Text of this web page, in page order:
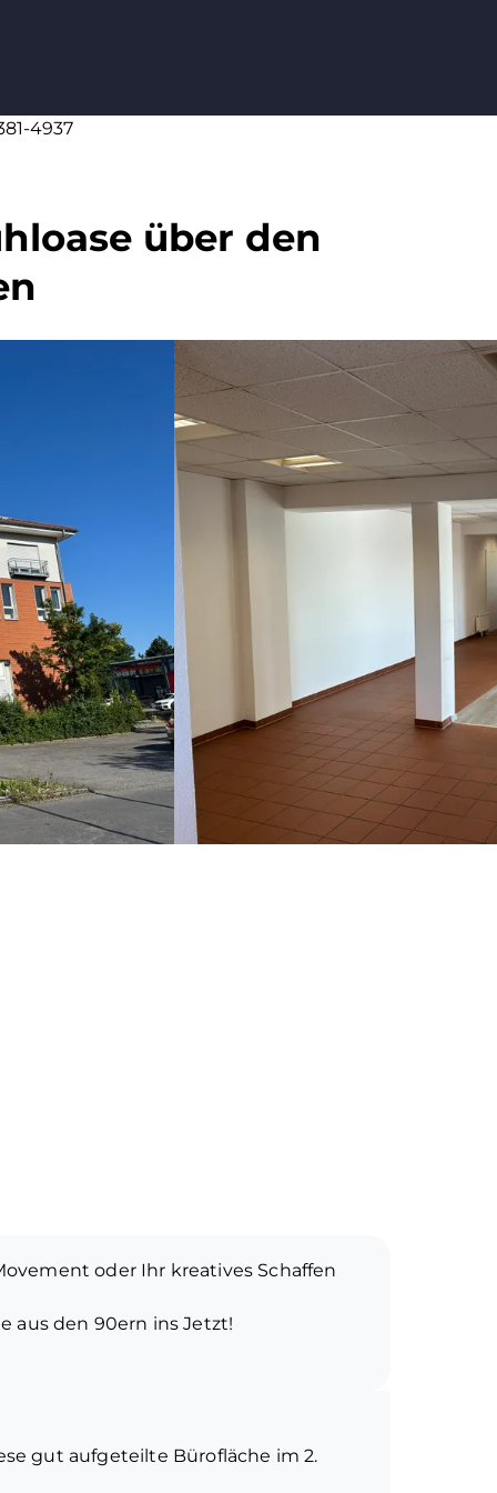
4937
über den
oder Ihr kreatives Schaffen
aus den 90ern ins Jetzt!
wollen.
gut aufgeteilte Bürofläche im 2.